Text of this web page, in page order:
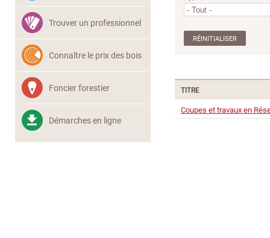
Trouver un professionnel
Connaître le prix des bois
Foncier forestier
Démarches en ligne
TITRE
Coupes et travaux en